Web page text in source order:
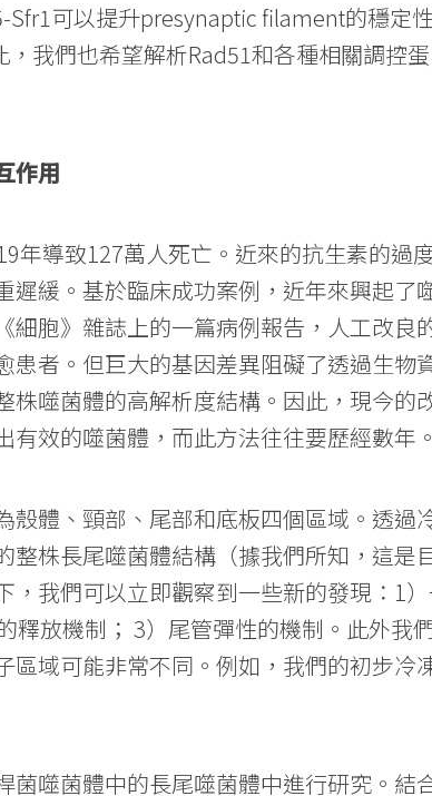
Sfr1可以提升presynaptic filament的穩定
我們也希望解析Rad51和各種相關調控
作用
年導致127萬人死亡。近來的抗生素的過
遲緩。基於臨床成功案例，近年來興起了
細胞》雜誌上的一篇病例報告，人工改良
患者。但巨大的基因差異阻礙了透過生物
株噬菌體的高解析度結構。因此，現今的
有效的噬菌體，而此方法往往要歷經數年。
殼體、頸部、尾部和底板四個區域。透過
整株長尾噬菌體結構（據我們所知，這是
，我們可以立即觀察到一些新的發現：1
釋放機制； 3）尾管彈性的機制。此外我
區域可能非常不同。例如，我們的初步冷
菌噬菌體中的長尾噬菌體中進行研究。結